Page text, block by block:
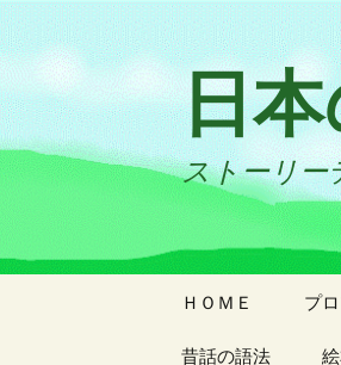
日
ストーリー
ＨＯＭＥ プ
昔話の語法